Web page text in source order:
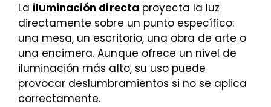
La iluminación directa proyecta la luz
directamente sobre un punto específico:
una mesa, un escritorio, una obra de arte o
una encimera. Aunque ofrece un nivel de
iluminación más alto, su uso puede
provocar deslumbramientos si no se aplica
correctamente.